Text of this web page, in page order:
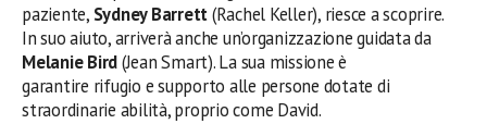
paziente, Sydney Barrett(Rachel Keller), riesce a scoprire.
In suo aiuto, arriverà anche un’organizzazione guidata da
Melanie Bird(Jean Smart). La sua missione è
garantire rifugio e supporto alle persone dotate di
straordinarie abilità, proprio come David.